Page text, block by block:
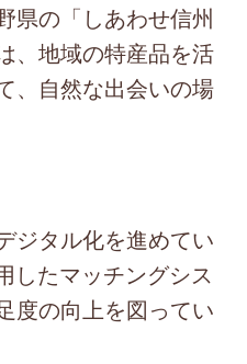
県の「しあわせ信州
、地域の特産品を活
、自然な出会いの場
ジタル化を進めてい
したマッチングシス
度の向上を図ってい